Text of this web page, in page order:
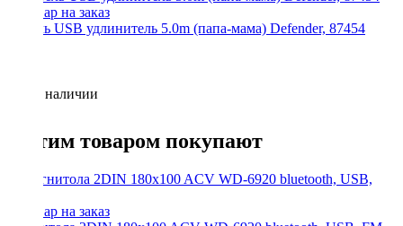
Кабель USB удлинитель 5.0m (папа-мама) Defender, 87454
Нет в наличии
С этим товаром покупают